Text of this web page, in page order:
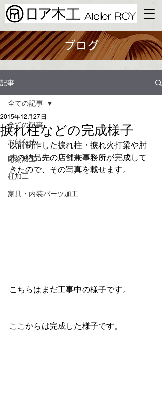
ブログ
記事
全ての記事
お知らせ
彫刻加工
柱加工
家具・内装​パーツ加工
全ての記事
捩れ柱などの完成様子
2015年12月27日
以前制作した捩れ柱・捩れ火打梁や肘
木の納品先の店舗兼事務所が完成して
きたので、その写真を載せます。
こちらはまだ工事中の様子です。
ここからは完成した様子です。